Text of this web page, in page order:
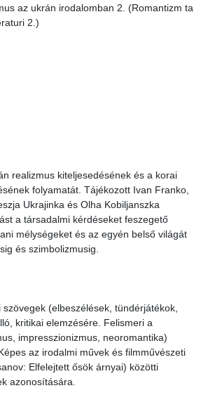
az ukrán irodalomban 2. (Romantizm ta
2.)
realizmus kiteljesedésének és a korai
folyamatát. Tájékozott Ivan Franko,
Ukrajinka és Olha Kobiljanszka
a társadalmi kérdéseket feszegető
mélységeket és az egyén belső világát
és szimbolizmusig.
(elbeszélések, tündérjátékok,
kritikai elemzésére. Felismeri a
impresszionizmus, neoromantika)
az irodalmi művek és filmművészeti
Elfelejtett ősök árnyai) közötti
azonosítására.